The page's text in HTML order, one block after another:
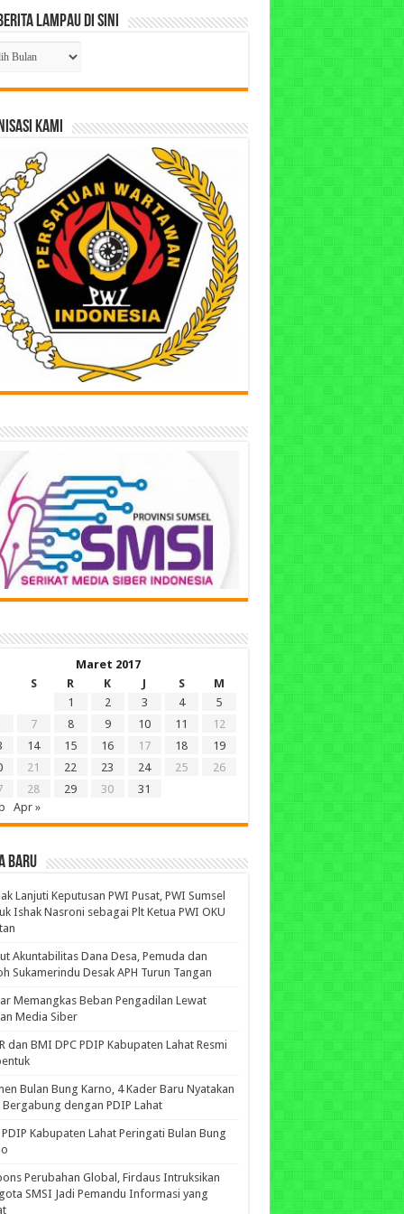
Lampau di Sini
KAMI
Maret 2017
S R K J S
M
1
2 3 4
5
7 8 9 10 11
12
14 15 16 17 18
19
21 22 23 24 25
26
28 29 30
31
Apr »
BARU
Lanjuti Keputusan PWI Pusat, PWI Sumsel
Ishak Nasroni sebagai Plt Ketua PWI OKU
Akuntabilitas Dana Desa, Pemuda dan
Sukamerindu Desak APH Turun Tangan
Memangkas Beban Pengadilan Lewat
Media Siber
dan BMI DPC PDIP Kabupaten Lahat Resmi
Bulan Bung Karno, 4 Kader Baru Nyatakan
Bergabung dengan PDIP Lahat
PDIP Kabupaten Lahat Peringati Bulan Bung
Perubahan Global, Firdaus Intruksikan
SMSI Jadi Pemandu Informasi yang